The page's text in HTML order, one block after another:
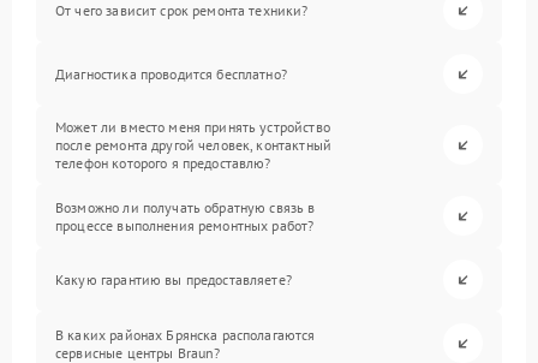
От чего зависит срок ремонта техники?
Диагностика проводится бесплатно?
Может ли вместо меня принять устройство
после ремонта другой человек, контактный
телефон которого я предоставлю?
Возможно ли получать обратную связь в
процессе выполнения ремонтных работ?
Какую гарантию вы предоставляете?
В каких районах Брянска располагаются
сервисные центры Braun?